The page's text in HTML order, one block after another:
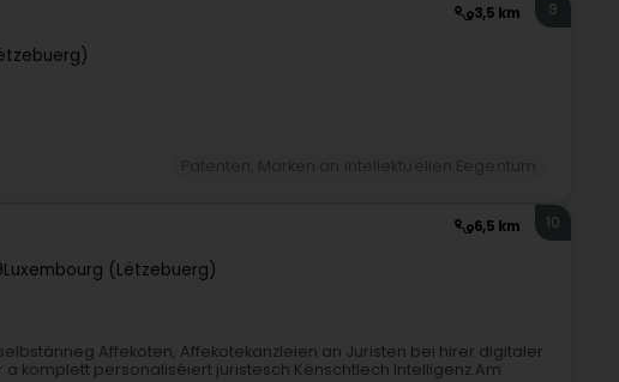
3,5 km 9
6,5 km
Luxembourg (Lëtzebuerg)
10
Affekoten, Affekotekanzleien an Juristen bei hirer digitaler
komplett personaliséiert juristesch Kënschtlech Intelligenz.Am